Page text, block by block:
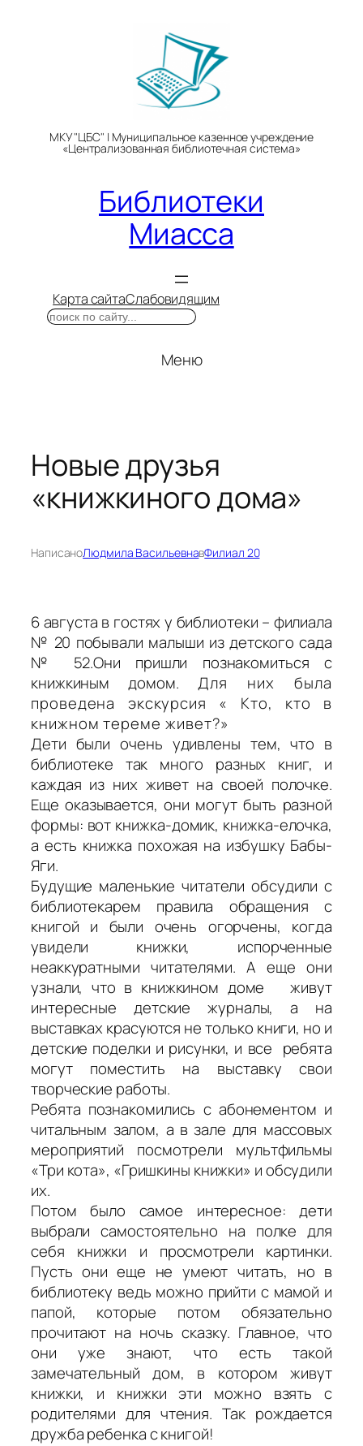
МКУ "ЦБС" | Муниципальное казенное учреждение
«Централизованная библиотечная система»
Библиотеки
Миасса
Карта сайтаСлабовидящим
Поиск
Меню
Новые друзья
«книжкиного дома»
НаписаноЛюдмила ВасильевнавФилиал 20
6 августа в гостях у библиотеки – филиала
№ 20 побывали малыши из детского сада
№ 52.Они пришли познакомиться с
книжкиным домом.Для них была
проведена экскурсия « Кто, кто в
книжном тереме живет?»
Дети были очень удивлены тем, что в
библиотеке так много разных книг, и
каждая из них живет на своей полочке.
Еще оказывается, они могут быть разной
формы: вот книжка-домик, книжка-елочка,
а есть книжка похожая на избушку Бабы-
Яги.
Будущие маленькие читатели обсудили с
библиотекарем правила обращения с
книгой и были очень огорчены, когда
увидели книжки, испорченные
неаккуратными читателями. А еще они
узнали, что в книжкином доме живут
интересные детские журналы, а на
выставках красуются не только книги, но и
детские поделки и рисунки, и все ребята
могут поместить на выставку свои
творческие работы.
Ребята познакомились с абонементом и
читальным залом, а в зале для массовых
мероприятий посмотрели мультфильмы
«Три кота», «Гришкины книжки» и обсудили
их.
Потом было самое интересное: дети
выбрали самостоятельно на полке для
себя книжки и просмотрели картинки.
Пусть они еще не умеют читать, но в
библиотеку ведь можно прийти с мамой и
папой, которые потом обязательно
прочитают на ночь сказку. Главное, что
они уже знают, что есть такой
замечательный дом, в котором живут
книжки, и книжки эти можно взять с
родителями для чтения. Так рождается
дружба ребенка с книгой!